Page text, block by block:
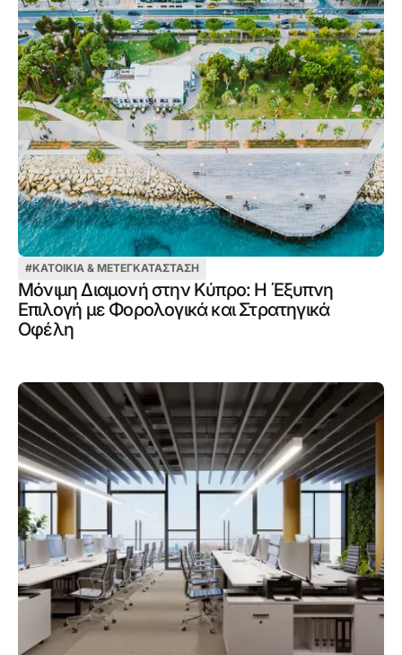
#ΚΑΤΟΙΚΊΑ & ΜΕΤΕΓΚΑΤΆΣΤΑΣΗ
Μόνιμη Διαμονή στην Κύπρο: Η Έξυπνη
Επιλογή με Φορολογικά και Στρατηγικά
Οφέλη